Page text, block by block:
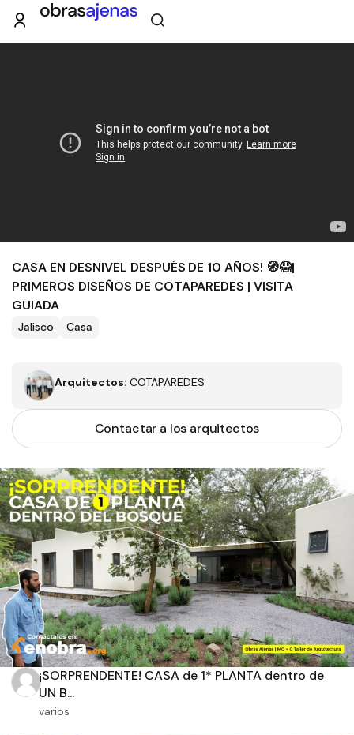
CASA EN DESNIVEL DESPUÉS DE 10 AÑOS! 🧭😱|
PRIMEROS DISEÑOS DE COTAPAREDES | VISITA
GUIADA
Jalisco Casa
Arquitectos: COTAPAREDES
Contactar a los arquitectos
¡SORPRENDENTE! CASA de 1* PLANTA dentro de
UN B...
varios
Filtros
Tipo de obra Estado
Recamaras Baños